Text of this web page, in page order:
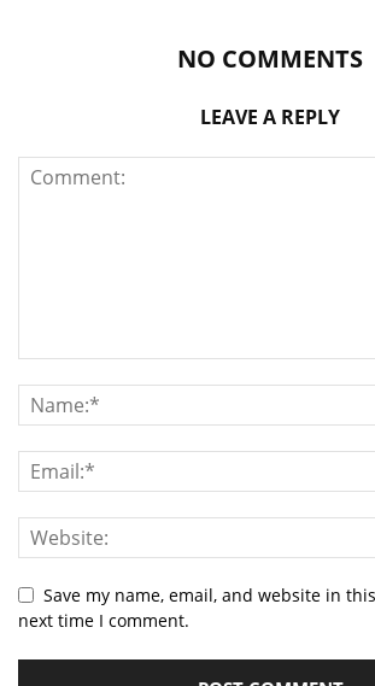
NO COMMENTS
LEAVE A REPLY
Save my name, email, and website in
next time I comment.